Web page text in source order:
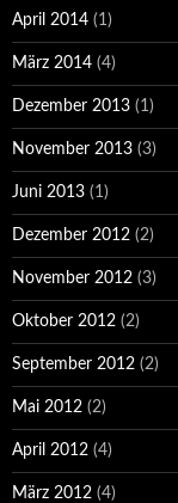
April 2014 (1)
März 2014 (4)
Dezember 2013 (1)
November 2013 (3)
Juni 2013 (1)
Dezember 2012 (2)
November 2012 (3)
Oktober 2012 (2)
September 2012 (2)
Mai 2012 (2)
April 2012 (4)
März 2012 (4)